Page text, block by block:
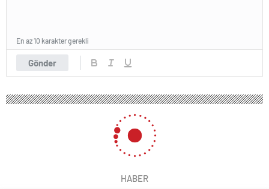
Gönder
En az 10 karakter gerekli
HABER